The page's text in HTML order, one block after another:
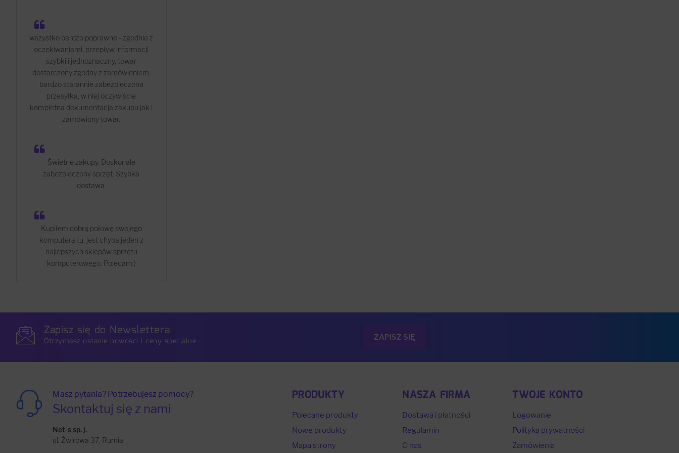
wszystko bardzo poprawne - zgodnie z
oczekiwaniami, przepływ informacji
szybki i jednoznaczny, towar
dostarczony zgodny z zamówieniem,
bardzo starannie zabezpieczona
przesyłka, w niej oczywiście
kompletna dokumentacja zakupu jak i
zamówiony towar.
Świetne zakupy. Doskonale
zabezpieczony sprzęt. Szybka
dostawa.
Kupiłem dobrą połowę swojego
komputera tu, jest chyba jeden z
najlepszych sklepów sprzętu
komputerowego. Polecam:)
Zapisz się do Newslettera
Otrzymasz ostanie nowości i ceny specjalne
Masz pytania? Potrzebujesz pomocy?
Skontaktuj się z nami
Net-s sp. j.
ul. Żwirowa 37, Rumia
PRODUKTY
Polecane produkty
Nowe produkty
Mapa strony
NASZA FIRMA
Dostawa i płatności
Regulamin
O nas
TWOJE KONTO
Logowanie
Polityka prywatności
Zamówienia